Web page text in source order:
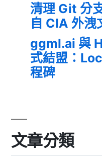
清理 Git 分
自 CIA 外洩
ggml.ai 與
式結盟：
程碑
文章分類